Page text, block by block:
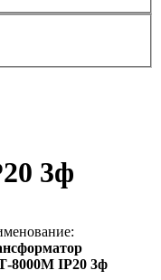
3ф
:
8000М IP20 3ф